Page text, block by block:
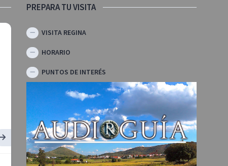
PREPARA TU VISITA
VISITA REGINA
HORARIO
PUNTOS DE INTERÉS